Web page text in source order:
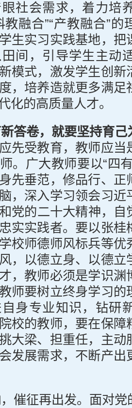
社会需求，着力培
教融合”“产教融合”
生实习实践基地，把
间，引导学生主动
模式，激发学生创新
，培养造就更多满足
化的高质量人才。
答卷，就要坚持育己
先受教育，教师应当
。广大教师要以“四
先垂范，修品行、正
，深入学习领会习近
党的二十大精神，自
实实践者。要以张桂
校师德师风标兵等优
，以德立身、以德立
，教师必须是学识渊
师要树立终身学习的
身专业知识，钻研
校的教师，要在保障
大梁、担重任，主动
发展需求，不断产出
催征再出发。面对